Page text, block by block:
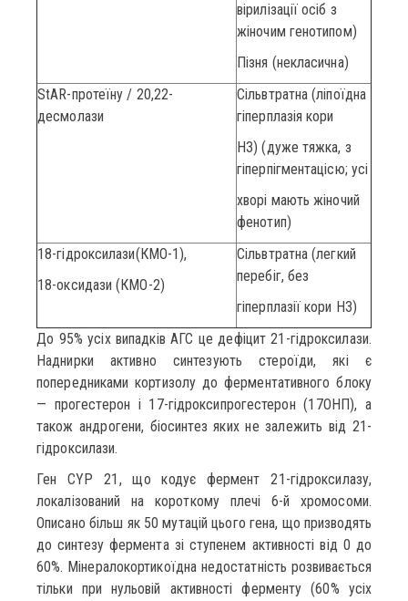
вірилізації осіб з
жіночим генотипом)
Пізня (некласична)
StAR-протеїну / 20,22-
десмолази
Сільвтратна (ліпоїдна
гіперплазія кори
НЗ) (дуже тяжка, з
гіперпігментацісю; усі
хворі мають жіночий
фенотип)
18-гідроксилази(КМО-1),
18-оксидази (КМО-2)
Сільвтратна (легкий
перебіг, без
гіперплазії кори НЗ)
До 95% усіх випадків АГС це дефіцит 21-гідроксилази.
Наднирки активно синтезують стероїди, які є
попередниками кортизолу до ферментативного блоку
— прогестерон і 17-гідроксипрогестерон (17ОНП), а
також андрогени, біосинтез яких не залежить від 21-
гідроксилази.
Ген CYP 21, що кодує фермент 21-гідроксилазу,
локалізований на короткому плечі 6-й хромосоми.
Описано більш як 50 мутацій цього гена, що призводять
до синтезу фермента зі ступенем активності від 0 до
60%. Мінералокортикоїдна недостатність розвивається
тільки при нульовій активності ферменту (60% усіх